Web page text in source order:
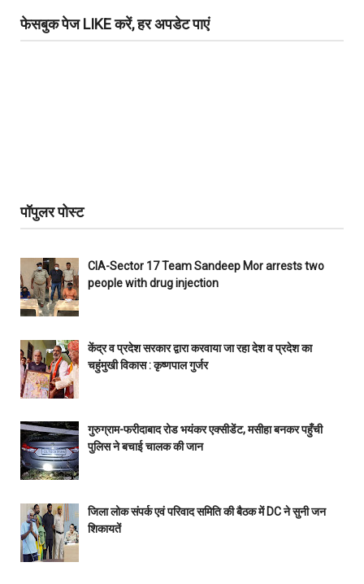
फेसबुक पेज LIKE करें, हर अपडेट पाएं
पॉपुलर पोस्ट
CIA-Sector 17 Team Sandeep Mor arrests two
people with drug injection
केंद्र व प्रदेश सरकार द्वारा करवाया जा रहा देश व प्रदेश का
चहुंमुखी विकास : कृष्णपाल गुर्जर
गुरुग्राम-फरीदाबाद रोड भयंकर एक्सीडेंट, मसीहा बनकर पहुँची
पुलिस ने बचाई चालक की जान
जिला लोक संपर्क एवं परिवाद समिति की बैठक में DC ने सुनी जन
शिकायतें